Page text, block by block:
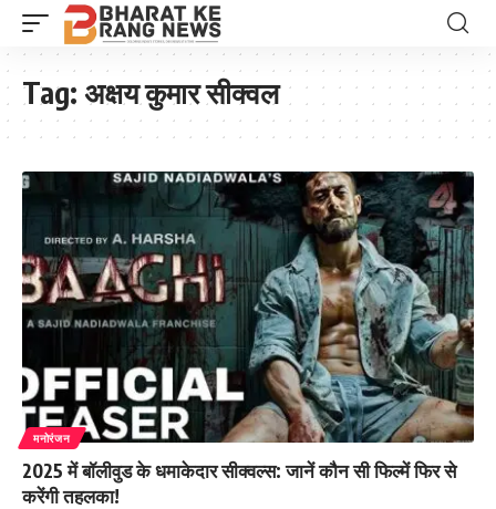
Tag: अक्षय कुमार सीक्वल
मनोरंजन
2025 में बॉलीवुड के धमाकेदार सीक्वल्स: जानें कौन सी फिल्में फिर से
करेंगी तहलका!